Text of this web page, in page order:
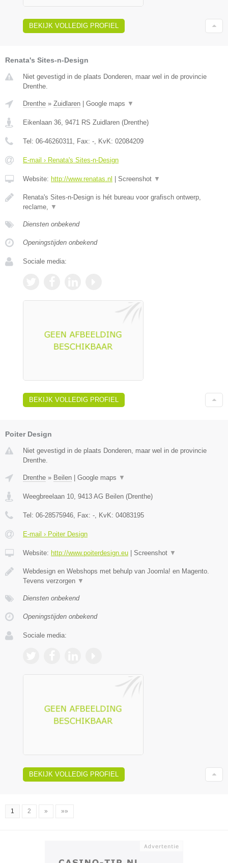
BEKIJK VOLLEDIG PROFIEL
Renata's Sites-n-Design
Niet gevestigd in de plaats Donderen, maar wel in de provincie
Drenthe.
Drenthe » Zuidlaren | Google maps ▼
Eikenlaan 36 9471 RS Zuidlaren (Drenthe)
Tel: 06-46260311 , Fax: - , KvK: 02084209
E-mail › Renata's Sites-n-Design
Website: http://www.renatas.nl | Screenshot ▼
Renata's Sites-n-Design is hét bureau voor grafisch ontwerp,
reclame,
▼
Diensten onbekend
Openingstijden onbekend
Sociale media:
BEKIJK VOLLEDIG PROFIEL
Poiter Design
Niet gevestigd in de plaats Donderen, maar wel in de provincie
Drenthe.
Drenthe » Beilen Google maps ▼
Weegbreelaan 10, 9413 AG Beilen (Drenthe)
Tel: 06-28575946, Fax: -, KvK: 04083195
E-mail › Poiter Design
Website: http://www.poiterdesign.eu Screenshot ▼
Webdesign en Webshops met behulp van Joomla! en Magento.
Tevens verzorgen ▼
Diensten onbekend
Openingstijden onbekend
Sociale media:
BEKIJK VOLLEDIG PROFIEL
1 2 » »»